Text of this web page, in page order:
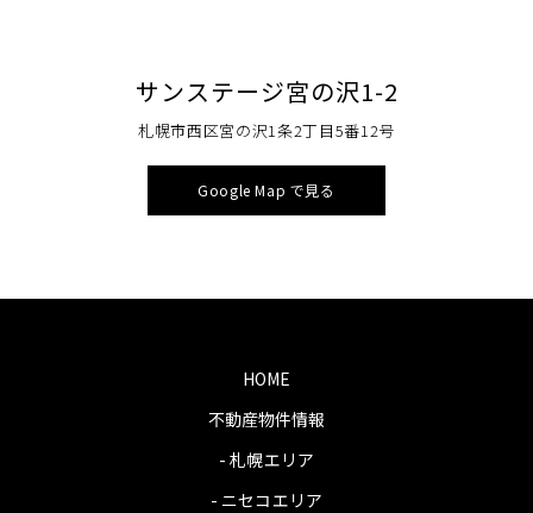
サンステージ宮の沢1-2
札幌市西区宮の沢1条2丁目5番12号
Google Map で見る
HOME
不動産物件情報
- 札幌エリア
- ニセコエリア